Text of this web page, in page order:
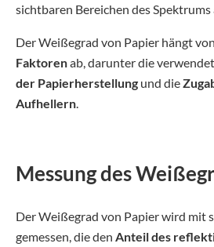
sichtbaren Bereichen des
Der Weißegrad von Papier hängt
Faktorenab, darunter die
der Papierherstellung und die
Aufhellern.
Messung des
Der Weißegrad von Papier wird mit
gemessen, die den Anteil des